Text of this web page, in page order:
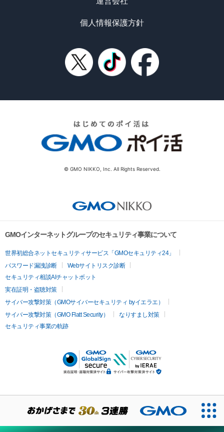
個人情報保護方針
© GMO NIKKO, Inc. All Rights Reserved.
GMOインターネットグループのセキュリティ事業について
世界初総合ネットセキュリティサービス「GMOセキュリティ24」
パスワード漏洩診断
Webサイトリスク診断
セキュリティ相談AIチャットボット
実在証明・盗聴対策
サイバー攻撃対策（GMOサイバーセキュリティ byイエラエ）
サイバー攻撃対策（GMO Flatt Security）
なりすまし対策
セキュリティ事業の軌跡